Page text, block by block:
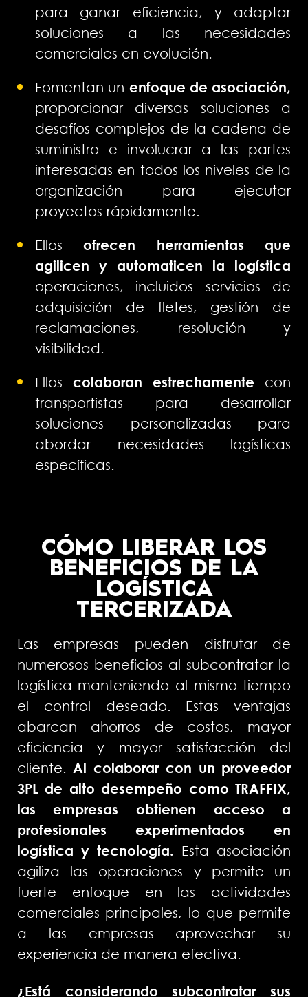
para ganar eficiencia, y adaptar
soluciones a las necesidades
comerciales en evolución.
Fomentan un enfoque de asociación,
proporcionar diversas soluciones a
desafíos complejos de la cadena de
suministro e involucrar a las partes
interesadas en todos los niveles de la
organización para ejecutar
proyectos rápidamente.
Ellosofrecen herramientas que
agilicen y automaticen la logística
operaciones, incluidos servicios de
adquisición de fletes, gestión de
reclamaciones, resolución y
visibilidad.
Ellos colaboran estrechamente con
transportistas para desarrollar
soluciones personalizadas para
abordar necesidades logísticas
específicas.
CÓMO LIBERAR LOS
BENEFICIOS DE LA
LOGÍSTICA
TERCERIZADA
Las empresas pueden disfrutar de
numerosos beneficios al subcontratar la
logística manteniendo al mismo tiempo
el control deseado. Estas ventajas
abarcan ahorros de costos, mayor
eficiencia y mayor satisfacción del
cliente. Al colaborar con un proveedor
3PL de alto desempeño como TRAFFIX,
las empresas obtienen acceso a
profesionales experimentados en
logística y tecnología. Esta asociación
agiliza las operaciones y permite un
fuerte enfoque en las actividades
comerciales principales, lo que permite
a las empresas aprovechar su
experiencia de manera efectiva.
¿Está considerando subcontratar sus